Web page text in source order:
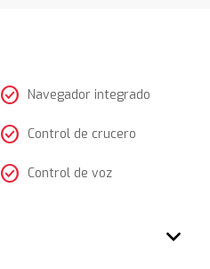
check_circle Navegador integrado
check_circle Control de crucero
check_circle Control de voz